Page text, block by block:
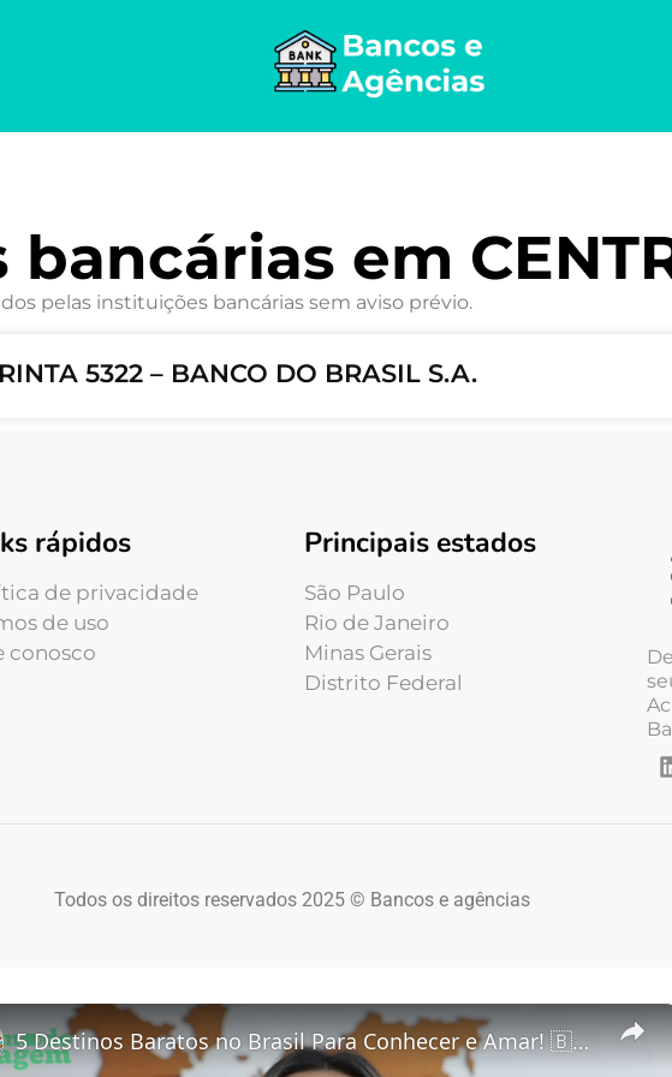
em
pelas instituições bancárias sem aviso prévio.
5322 – BANCO DO BRASIL S.A.
rápidos
de privacidade
de uso
conosco
Principais estados
São Paulo
Rio de Janeiro
Minas Gerais
Distrito Federal
Todos os direitos reservados 2025 © Bancos e agências
×
5 Destinos Baratos no Brasil Para Conhecer e Amar! 🇧🇷✨